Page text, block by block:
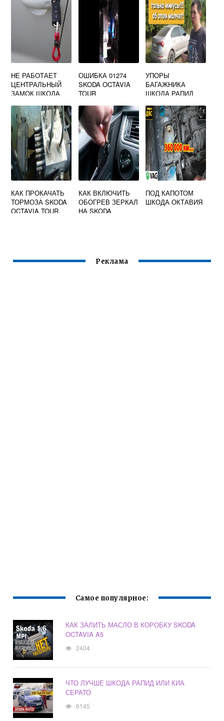
НЕ РАБОТАЕТ
ЦЕНТРАЛЬНЫЙ
ЗАМОК ШКОДА
ОШИБКА 01274
SKODA OCTAVIA
TOUR
УПОРЫ
БАГАЖНИКА
ШКОДА РАПИД
КАК ПРОКАЧАТЬ
ТОРМОЗА SKODA
OCTAVIA TOUR
КАК ВКЛЮЧИТЬ
ОБОГРЕВ ЗЕРКАЛ
НА SKODA
ПОД КАПОТОМ
ШКОДА ОКТАВИЯ
Реклама
Самое популярное:
КАК ЗАЛИТЬ МАСЛО В КОРОБКУ SKODA
OCTAVIA A5
2404
ЧТО ЛУЧШЕ ШКОДА РАПИД ИЛИ КИА
СЕРАТО
6145